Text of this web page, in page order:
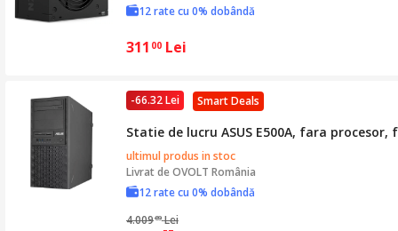
12 rate cu 0% dobândă
311 00 Lei
Smart Deals
-66.32 Lei
Statie de lucru ASUS E500A, fara
ultimul produs in stoc
Livrat deOVOLT România
12 rate cu 0% dobândă
4.00989 Lei